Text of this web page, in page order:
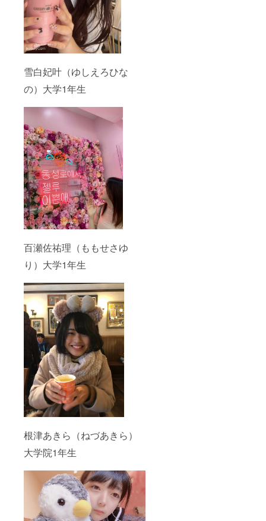
雪白妃叶（ゆしえろひな
の）大学1年生
百瀬佐祐理（ももせさゆ
り）大学1年生
根津あきら（ねづあきら）
大学院1年生